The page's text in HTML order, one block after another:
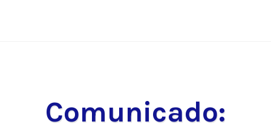
Comunicado: